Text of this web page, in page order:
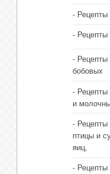
Рецепты
Рецепты
Рецепты
бобовых
и
птицы и
яиц.